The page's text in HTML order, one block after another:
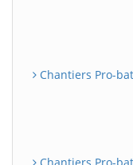
Chantiers Pro-